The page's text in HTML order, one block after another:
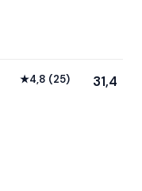
★4,8 (25) 31,4